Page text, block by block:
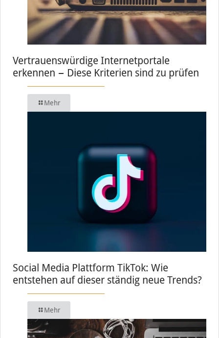
Vertrauenswürdige Internetportale
erkennen − Diese Kriterien sind zu prüfen
Mehr
Social Media Plattform TikTok: Wie
entstehen auf dieser ständig neue Trends?
Mehr